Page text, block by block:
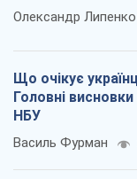
Олександр Липенко
Що очікує
Головні
НБУ
Василь Фурман